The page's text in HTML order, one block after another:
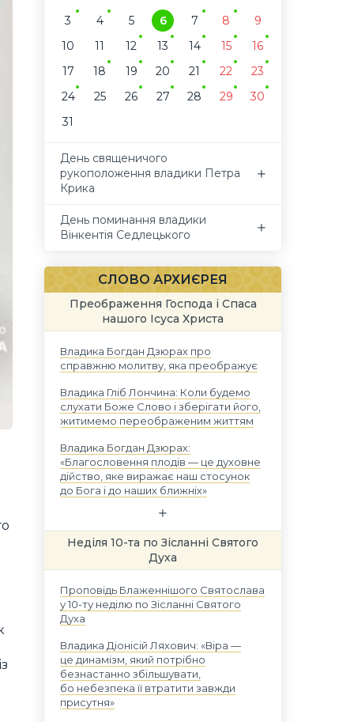
3
4 5 6 7 8
9
10
11 12 13 14 15
16
17
18 19 20 21 22
23
24
25 26 27 28 29
30
31
День священичого
рукоположення владики Петра
Крика
День поминання владики
Вінкентія Седлецького
СЛОВО АРХИЄРЕЯ
Преображення Господа і Спаса
нашого Ісуса Христа
Владика Богдан Дзюрах про
справжню молитву, яка преображує
Владика Гліб Лончина: Коли будемо
слухати Боже Слово і зберігати його,
житимемо переображеним життям
Владика Богдан Дзюрах:
«Благословення плодів — це духовне
дійство, яке виражає наш стосунок
до Бога і до наших ближніх»
Неділя 10-та по Зісланні Святого
Духа
Проповідь Блаженнішого Святослава
у 10-ту неділю по Зісланні Святого
Духа
Владика Діонісій Ляхович: «Віра —
це динамізм, який потрібно
безнастанно збільшувати,
бо небезпека її втратити завжди
присутня»